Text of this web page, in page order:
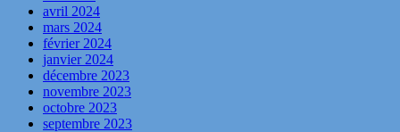
avril 2024
mars 2024
février 2024
janvier 2024
décembre 2023
novembre 2023
octobre 2023
septembre 2023